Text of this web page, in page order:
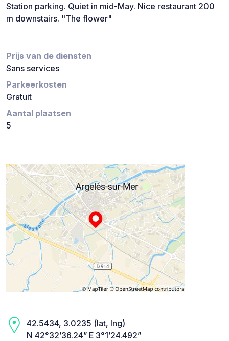
Station parking. Quiet in mid-May. Nice restaurant 200
m downstairs. "The flower"
Prijs van de diensten
Sans services
Parkeerkosten
Gratuit
Aantal plaatsen
5
42.5434, 3.0235 (lat, lng)
N 42°32’36.24” E 3°1’24.492”